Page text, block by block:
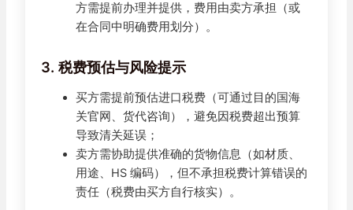
方需提前办理并提供，费用由卖方承担（或
在合同中明确费用划分）。
3. 税费预估与风险提示
买方需提前预估进口税费（可通过目的国海
关官网、货代咨询），避免因税费超出预算
导致清关延误；
卖方需协助提供准确的货物信息（如材质、
用途、HS 编码），但不承担税费计算错误的
责任（税费由买方自行核实）。